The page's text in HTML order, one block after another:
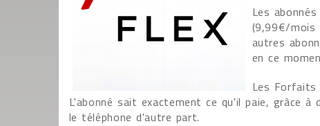
Les
(9,99€/mois
autres
en ce
Les Forfaits
L'abonné sait exactement ce qu'il paie, grâce
le téléphone d'autre part.